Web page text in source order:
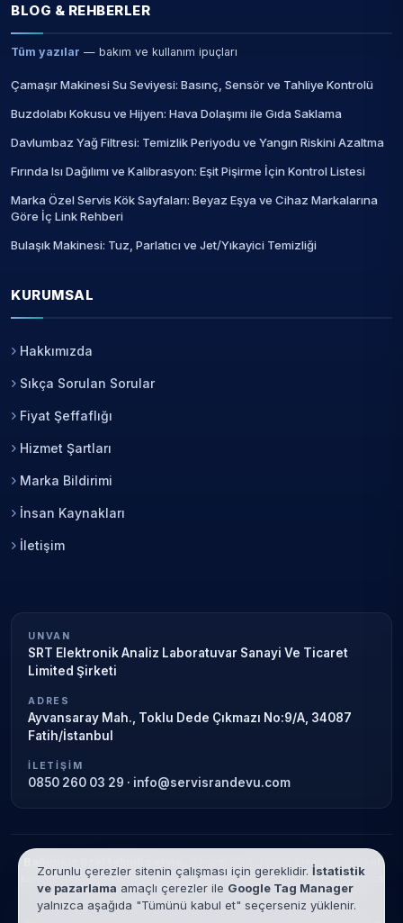
BLOG & REHBERLER
Tüm yazılar — bakım ve kullanım ipuçları
Çamaşır Makinesi Su Seviyesi: Basınç, Sensör ve Tahliye Kontrolü
Buzdolabı Kokusu ve Hijyen: Hava Dolaşımı ile Gıda Saklama
Davlumbaz Yağ Filtresi: Temizlik Periyodu ve Yangın Riskini Azaltma
Fırında Isı Dağılımı ve Kalibrasyon: Eşit Pişirme İçin Kontrol Listesi
Marka Özel Servis Kök Sayfaları: Beyaz Eşya ve Cihaz Markalarına
Göre İç Link Rehberi
Bulaşık Makinesi: Tuz, Parlatıcı ve Jet/Yıkayici Temizliği
KURUMSAL
Hakkımızda
Sıkça Sorulan Sorular
Fiyat Şeffaflığı
Hizmet Şartları
Marka Bildirimi
İnsan Kaynakları
İletişim
UNVAN
SRT Elektronik Analiz Laboratuvar Sanayi Ve Ticaret
Limited Şirketi
ADRES
Ayvansaray Mah., Toklu Dede Çıkmazı No:9/A, 34087
Fatih/İstanbul
İLETIŞIM
0850 260 03 29 · info@servisrandevu.com
Garanti süresi sona ermiş veya özel
servis kapsamındaki cihazlar için hizmet verilir. Marka adları yalnızca
tanımlama amaçlıdır; yetkili servis ilişkisi bulunmamaktadır.
Zorunlu çerezler sitenin çalışması için gereklidir. İstatistik
ve pazarlama amaçlı çerezler ile Google Tag Manager
yalnızca aşağıda "Tümünü kabul et" seçerseniz yüklenir.